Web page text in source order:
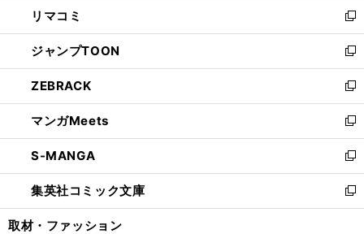
で
開
く
ド
ウ
で
開
く
ィ
ン
ド
ウ
で
開
く
い
ウ
ィ
ン
ド
ウ
で
開
く
リマコミ
新
し
い
ウ
ィ
ン
ド
ウ
で
開
く
ジャンプTOON
新
し
い
ウ
ィ
ン
ド
ウ
で
開
ZEBRACK
新
し
い
ウ
ィ
ン
ド
ウ
マンガMeets
新
し
い
ウ
ィ
ン
S-MANGA
新
し
い
ウ
集英社コミック文庫
新
し
取材・ファッション